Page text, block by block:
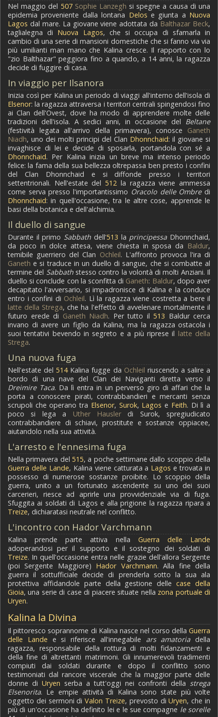
Nel maggio del 507 Sophie Lanzegh si spegne a causa di una
epidemia proveniente dalla lontana Delos e giunta a Nuova
Lagos dal mare. La giovane viene adottata da Balthazar Beck,
taglialegna di Nuova Lagos, che si occupa di sfamarla in
cambio di una serie di mansioni domestiche che si fanno via via
più umilianti man mano che Kalina cresce. Il rapporto con lo
"zio Balthazar" peggiora fino a quando, a 14 anni, la ragazza
decide di fuggire di casa.
In viaggio per Ilsanora
Inizia così per Kalina un periodo di viaggi all'interno dell'isola di
Elsenor: la ragazza attraversa i territori centrali spingendosi fino
ai Clan dell'Ovest, dove ha modo di apprendere molte delle
tradizioni dell'isola. A sedici anni, in occasione del Beltane
(festività legata all'arrivo della primavera), conosce Ganeth
Niadh, uno dei molti principi del Clan Dhonnchaid: il giovane si
invaghisce di lei e decide di sposarla, portandola con sé a
Dhonnchaid. Per Kalina inizia un breve ma intenso periodo
felice: la fama della sua bellezza oltrepassa ben presto i confini
del Clan Dhonnchaid e si diffonde presso i territori
settentrionali. Nell'estate del512 la ragazza viene ammessa
come serva presso l'importantissimo Oracolo delle Ombredi
Dhonnchaid: in quell'occasione, tra le altre cose, apprende le
basi della botanica e dell'alchimia.
Il duello di sangue
Durante il primo Sabbath dell'513 la principessa Dhonnchaid,
da poco in dolce attesa, viene chiesta in sposa da Baldur,
temibile guerriero del Clan Ochleil. L'affronto provoca l'ira di
Ganeth e si traduce in un duello di sangue, che si combatte al
termine del Sabbathstesso contro la volontà di molti Anziani. Il
duello si conclude con la sconfitta di Ganeth: Baldur, dopo aver
decapitato l'avversario, si impadronisce di Kalina e la conduce
entro i confini di Ochleil. Lì la ragazza viene costretta a bere il
latte della Strega, che ha l'effetto di avvelenare mortalmente il
futuro erede di Ganeth Niadh. Per tutto il 513 Baldur cerca
invano di avere un figlio da Kalina, ma la ragazza ostacola i
suoi tentativi bevendo in segreto e a più riprese il latte della
Strega.
Una nuova fuga
Nell'estate del514Kalina fugge da Ochleil riuscendo a salire a
bordo di una nave del Clan dei Naviganti diretta verso il
Dreimire Taca. Da lì entra in un perverso giro di affari che la
porta a conoscere pirati, contrabbandieri e mercanti senza
scrupoli che operano tra Elsenor, Surok, Lagos e Feith. Di lì a
poco si lega a Uther Hauslerdi Surok, spregiudicato
contrabbandiere di schiavi, prostitute e sostanze oppiacee,
aiutandolo nella sua attività.
L'arresto e l'ennesima fuga
Nella primavera del 515, a poche settimane dallo scoppio della
Guerra delle Lande, Kalina viene catturata a Lagos e trovata in
possesso di numerose sostanze proibite. Lo scoppio della
guerra, unito a un fortunato ascendente su uno dei suoi
carcerieri, riesce ad aprirle una provvidenziale via di fuga.
Sfuggita ai soldati di Lagos e alla prigione la ragazza ripara a
Treize, dichiaratasi neutrale nel conflitto.
L'incontro con Hador Varchmann
Kalina prende parte attiva nella Guerra delle Lande
adoperandosi per il supporto e il sostegno dei soldati di
Treize. In quell'occasione entra nelle grazie dell'allora Sergente
(poi Sergente Maggiore) Hador Varchmann. Alla fine della
guerra il sottufficiale decide di prenderla sotto la sua ala
protettiva affidandole parte della gestione dellecase della
Gioia, una serie di case di piacere situate nella zona portuale di
Uryen.
Kalina la Divina
Il pittoresco soprannome di Kalina nasce nel corso della Guerra
delle Lande e si riferisce all'innegabile ars amatoria della
ragazza, responsabile della rottura di molti fidanzamenti e
della fine di altrettanti matrimoni. Gli innumerevoli tradimenti
compiuti dai soldati durante e dopo il conflitto sono
testimoniati dal rancore viscerale che la maggior parte delle
donne di Uryen serba a tutt'oggi nei confronti della strega
Elsenorita. Le empie attività di Kalina sono state più volte
oggetto dei sermoni diValon Treize, prevosto diUryen, che in
più di un'occasione ha definito lei e le sue compagne le sorelle